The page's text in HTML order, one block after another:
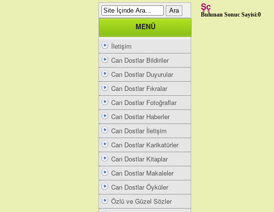
MENÜ
İletişim
Can Dostlar Bildiriler
Can Dostlar Duyurular
Can Dostlar Fıkralar
Can Dostlar Fotoğraflar
Can Dostlar Haberler
Can Dostlar İletişim
Can Dostlar Karikatürler
Can Dostlar Kitaplar
Can Dostlar Makaleler
Can Dostlar Öyküler
Özlü ve Güzel Sözler
Şç
Bulunan Sonuc Sayisi:0